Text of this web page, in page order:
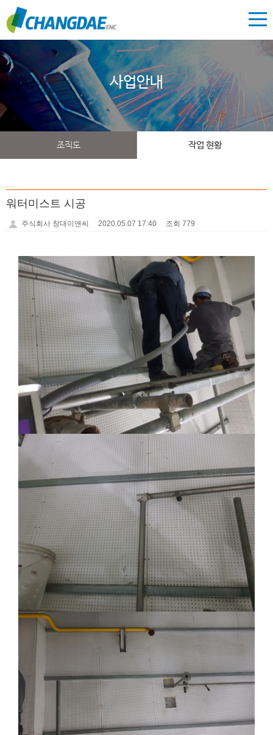
사업안내
조직도 작업 현황
워터미스트 시공
주식회사 창대이앤씨 2020.05.07 17:40 조회 779